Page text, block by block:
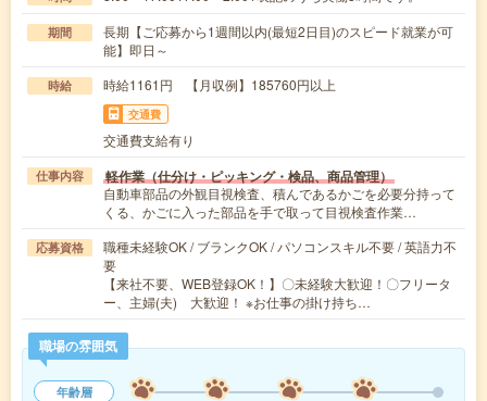
期間
長期【ご応募から1週間以内(最短2日目)のスピード就業が可
能】即日～
時給 時給1161円 【月収例】185760円以上
交通費
交通費支給有り
仕事内容 軽作業（仕分け・ピッキング・検品、商品管理）
自動車部品の外観目視検査、積んであるかごを必要分持って
くる、かごに入った部品を手で取って目視検査作業…
応募資格
職種未経験OK / ブランクOK / パソコンスキル不要 / 英語力不
要
【来社不要、WEB登録OK！】〇未経験大歓迎！〇フリータ
ー、主婦(夫) 大歓迎！ ※お仕事の掛け持ち…
職場の雰囲気
年齢層